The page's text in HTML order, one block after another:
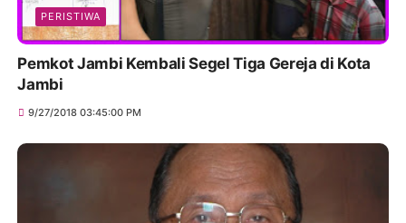
PERISTIWA
Pemkot Jambi Kembali Segel Tiga Gereja di Kota
Jambi
9/27/2018 03:45:00 PM